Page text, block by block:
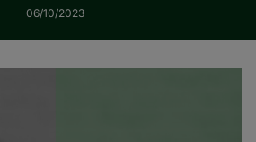
06/10/2023